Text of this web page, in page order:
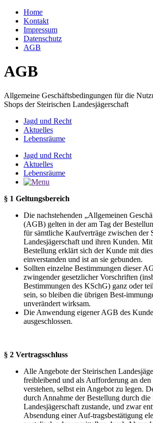
Home
Kontakt
Impressum
Datenschutz
AGB
AGB
Allgemeine Geschäftsbedingungen für die
Shops der Steirischen Landesjägerschaft
Jagd und Recht
Aktuelles
Lebensräume
Jagd und Recht
Aktuelles
Lebensräume
§ 1 Geltungsbereich
Die nachstehenden „Allgemeinen
(AGB) gelten in der am Tag der
für sämtliche Kaufverträge zwischen der
Landesjägerschaft und ihren Kunden.
Bestellung erklärt sich der Kunde mit
einverstanden und ist an sie gebunden.
Sollten einzelne Bestimmungen dieser
zwingender gesetzlicher Vorschriften
Bestimmungen des KSchG) ganz oder
sein, so bleiben die übrigen Best-
unverändert wirksam.
Die Anwendung eigener AGB des
ausgeschlossen.
§ 2 Vertragsschluss
Alle Angebote der Steirischen
freibleibend und als Aufforderung an
verstehen, selbst ein Angebot zu legen.
durch Annahme der Bestellung durch die
Landesjägerschaft zustande, und zwar
Absendung einer Auf-tragsbestätigung